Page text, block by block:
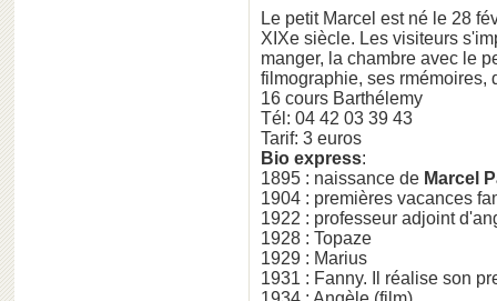
Le petit Marcel est né le 28
XIXe siècle. Les visiteurs
manger, la chambre avec le
filmographie, ses
16 cours Barthélemy
Tél: 04 42 03 39 43
Tarif: 3 euros
Bio express:
1895 : naissance de Marcel
1904 : premières vacances
1922 : professeur adjoint
1928 : Topaze
1929 : Marius
1931 : Fanny. Il réalise son